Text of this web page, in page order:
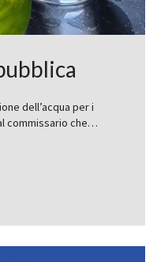
dell’acqua per i
commissario che…